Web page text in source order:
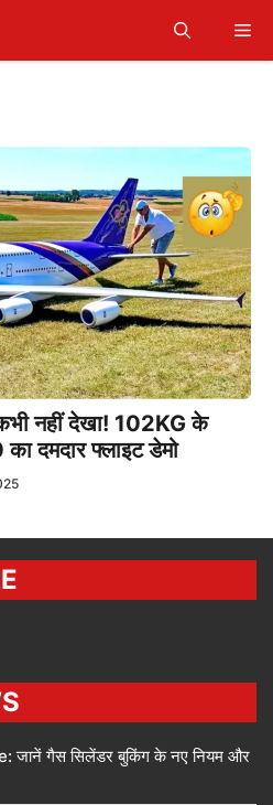
नहीं देखा! 102KG के
दमदार फ्लाइट डेमो
गैस सिलेंडर बुकिंग के नए नियम और